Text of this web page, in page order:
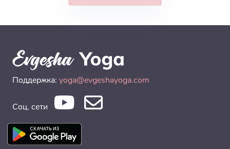
Поддержка: yoga@evgeshayoga.com
Соц. сети